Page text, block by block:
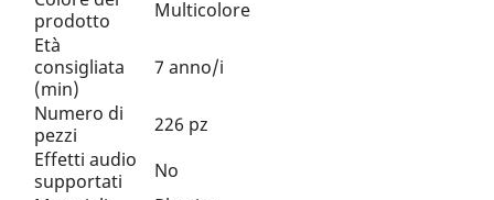
prodotto
Multicolore
Età
consigliata
(min)
7 anno/i
Numero di
pezzi
226 pz
Effetti audio
supportati
No